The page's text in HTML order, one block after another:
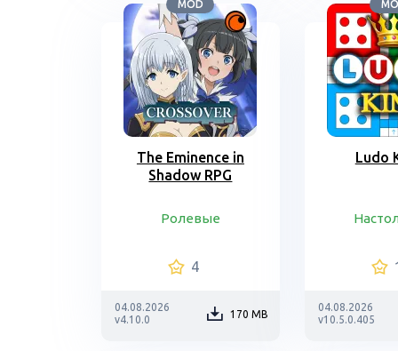
MOD
The Eminence in
Shadow RPG
Ролевые
4
04.08.2026
v4.10.0
170 MB
Ludo
04.08.2026
v10.5.0.405